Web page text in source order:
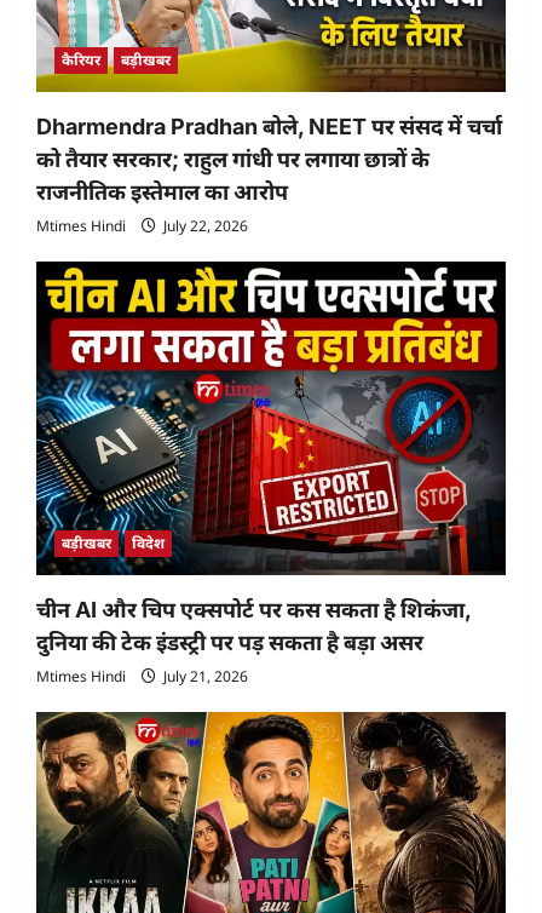
कैरियर बड़ीखबर
Dharmendra Pradhan बोले, NEET पर संसद में चर्चा
को तैयार सरकार; राहुल गांधी पर लगाया छात्रों के
राजनीतिक इस्तेमाल का आरोप
Mtimes Hindi July 22, 2026
बड़ीखबर विदेश
चीन AI और चिप एक्सपोर्ट पर कस सकता है शिकंजा,
दुनिया की टेक इंडस्ट्री पर पड़ सकता है बड़ा असर
Mtimes Hindi July 21, 2026